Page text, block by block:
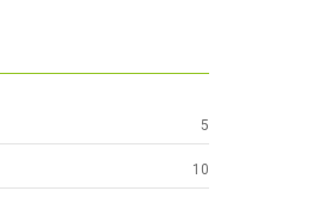
5
10